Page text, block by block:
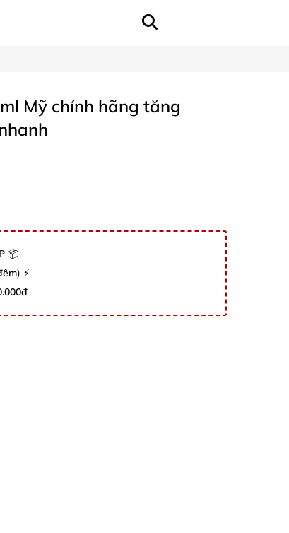
Mỹ chính hãng tăng
📦
⚡